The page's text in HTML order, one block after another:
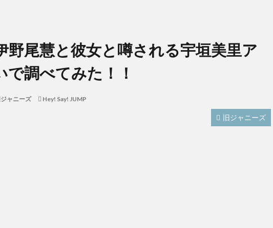
野尾慧と彼女と噂される宇垣美里ア
調べてみた！！
ジャニーズ Hey! Say! JUMP
旧ジャニーズ